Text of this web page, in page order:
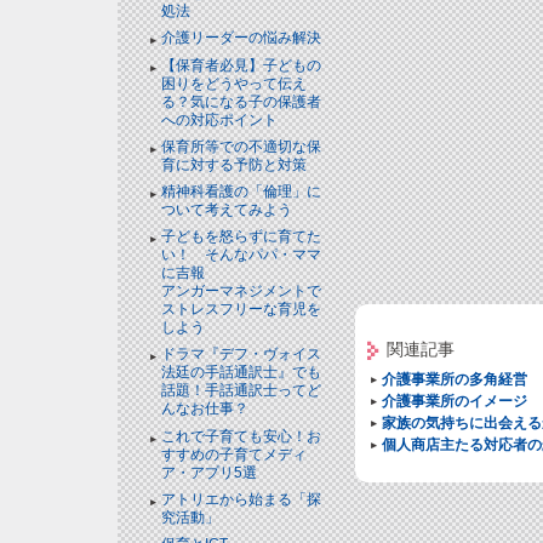
処法
介護リーダーの悩み解決
【保育者必見】子どもの
困りをどうやって伝え
る？気になる子の保護者
への対応ポイント
保育所等での不適切な保
育に対する予防と対策
精神科看護の「倫理」に
ついて考えてみよう
子どもを怒らずに育てた
い！ そんなパパ・ママ
に吉報
アンガーマネジメントで
ストレスフリーな育児を
しよう
ドラマ『デフ・ヴォイス
法廷の手話通訳士』でも
話題！手話通訳士ってど
んなお仕事？
これで子育ても安心！お
すすめの子育てメディ
ア・アプリ5選
アトリエから始まる「探
究活動」
関連記事
介護事業所の多角経営
介護事業所のイメージ
家族の気持ちに出会え
個人商店主たる対応者